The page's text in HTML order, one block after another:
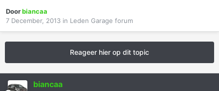
Doorbiancaa
7 December, 2013 in Leden Garage forum
Reageer hier op dit topic
biancaa